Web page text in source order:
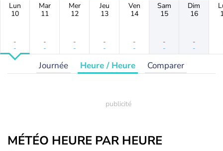
Lun
10
-
-
Mar
11
-
-
Mer
12
-
-
Jeu
13
-
-
Ven
14
-
-
Sam
15
-
-
Dim
16
-
-
Journée Heure / Heure Comparer
MÉTÉO HEURE PAR HEURE